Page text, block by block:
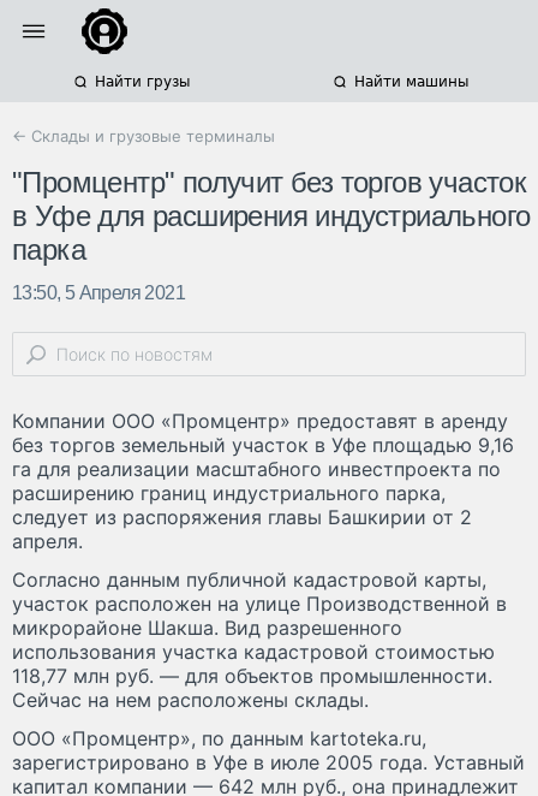
Найти грузы Найти машины
← Склады и грузовые терминалы
"Промцентр" получит без торгов участок
в Уфе для расширения индустриального
парка
13:50, 5 Апреля 2021
Компании ООО «Промцентр» предоставят в аренду
без торгов земельный участок в Уфе площадью 9,16
га для реализации масштабного инвестпроекта по
расширению границ индустриального парка,
следует из распоряжения главы Башкирии от 2
апреля.
Согласно данным публичной кадастровой карты,
участок расположен на улице Производственной в
микрорайоне Шакша. Вид разрешенного
использования участка кадастровой стоимостью
118,77 млн руб. — для объектов промышленности.
Сейчас на нем расположены склады.
ООО «Промцентр», по данным kartoteka.ru,
зарегистрировано в Уфе в июле 2005 года. Уставный
капитал компании — 642 млн руб., она принадлежит